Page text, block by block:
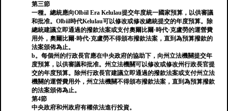
第三節
一種。總統應向Olbiil Era Kelulau提交年度統一國家預算，以供審議
和批准。Olbiil時代Kelulau可以修改或修改總統提交的年度預算。除
總統建議立即通過的撥款法案或支付奧爾比爾·時代·克盧勞的運營費
用外，奧爾比爾·時代·克盧勞不得頒布撥款法案，直到為預算撥款的
法案頒佈為止。
b。每個州的行政長官應在中央政府的協助下，向州立法機關提交年
度預算，以供審議和批准。州立法機關可以修改或修改州行政長官提
交的年度預算。除州行政長官建議立即通過的撥款法案或支付州立法
機關的運營費用外，州立法機關不得頒布撥款法案，直到為預算撥款
的法案頒佈為止。
第4節
中央政府和州政府有權依法進行投資。